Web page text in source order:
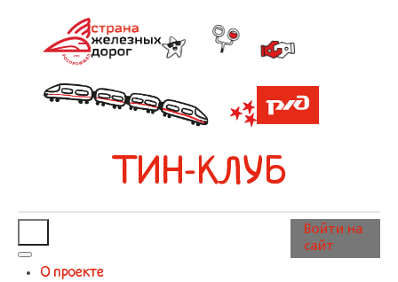
ТИН-КЛУБ
О проекте
Войти на
сайт